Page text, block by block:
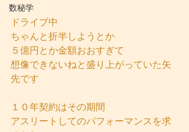
数秘学
ドライブ中
ちゃんと折半しようとか
５億円とか金額おおすぎて
想像できないねと盛り上がっていた矢
先です
１０年契約はその期間
アスリートしてのパフォーマンスを求